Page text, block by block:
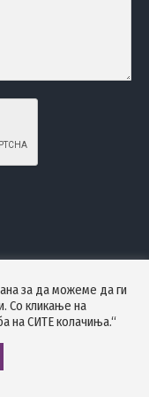
- Сите права се
за да можеме да ги
Со кликање на
на СИТЕ колачиња.“